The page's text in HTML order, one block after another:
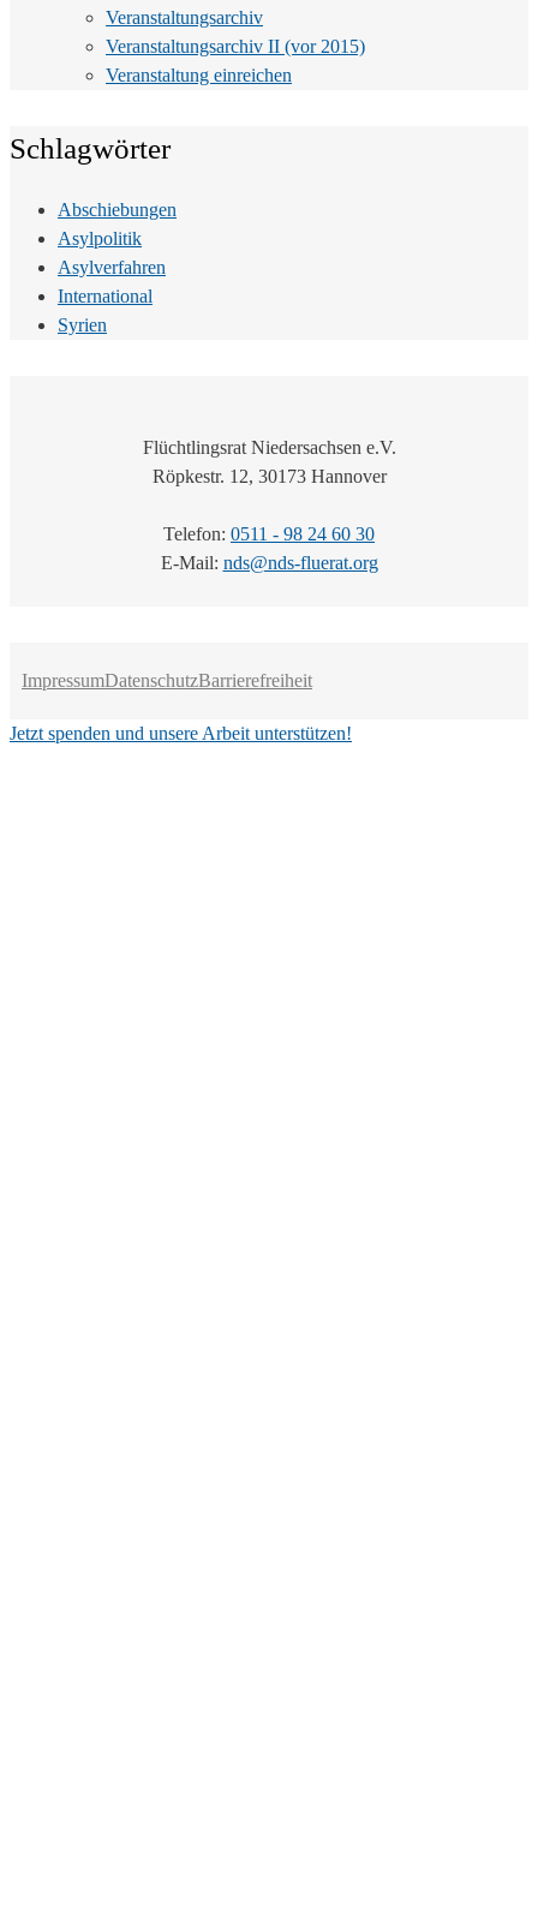
Veranstaltungsarchiv
Veranstaltungsarchiv II (vor 2015)
Veranstaltung einreichen
Schlagwörter
Abschiebungen
Asylpolitik
Asylverfahren
International
Syrien
Flüchtlingsrat Niedersachsen e.V.
Röpkestr. 12, 30173 Hannover
Telefon: 0511 - 98 24 60 30
E-Mail: nds@nds-fluerat.org
ImpressumDatenschutzBarrierefreiheit
Jetzt spenden und unsere Arbeit unterstützen!